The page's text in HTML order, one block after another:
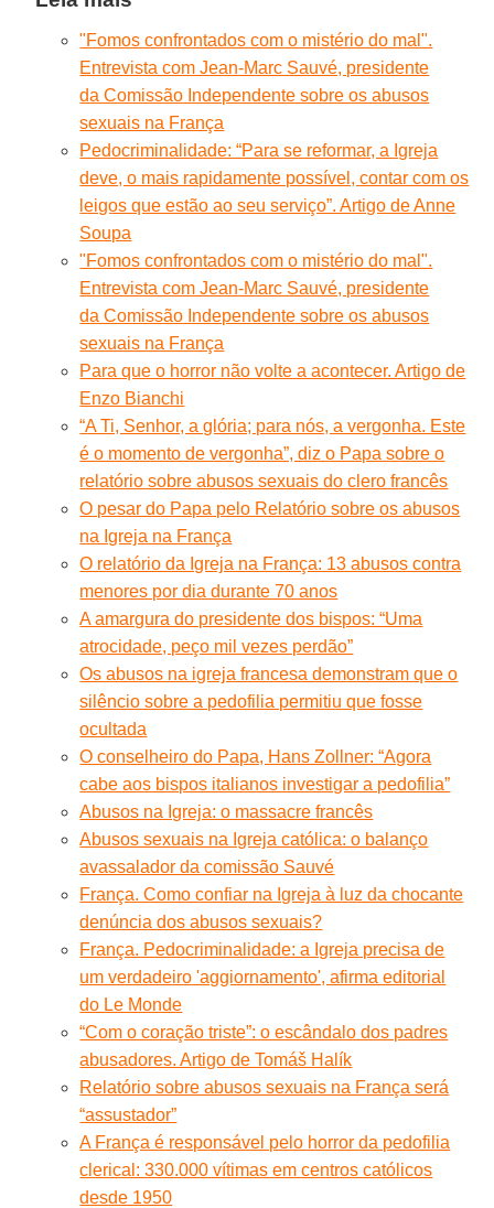
"Fomos confrontados com o mistério do mal".
Entrevista com Jean-Marc Sauvé, presidente
da Comissão Independente sobre os abusos
sexuais na França
Pedocriminalidade: “Para se reformar, a Igreja
deve, o mais rapidamente possível, contar com os
leigos que estão ao seu serviço”. Artigo de Anne
Soupa
"Fomos confrontados com o mistério do mal".
Entrevista com Jean-Marc Sauvé, presidente
da Comissão Independente sobre os abusos
sexuais na França
Para que o horror não volte a acontecer. Artigo de
Enzo Bianchi
“A Ti, Senhor, a glória; para nós, a vergonha. Este
é o momento de vergonha”, diz o Papa sobre o
relatório sobre abusos sexuais do clero francês
O pesar do Papa pelo Relatório sobre os abusos
na Igreja na França
O relatório da Igreja na França: 13 abusos contra
menores por dia durante 70 anos
A amargura do presidente dos bispos: “Uma
atrocidade, peço mil vezes perdão”
Os abusos na igreja francesa demonstram que o
silêncio sobre a pedofilia permitiu que fosse
ocultada
O conselheiro do Papa, Hans Zollner: “Agora
cabe aos bispos italianos investigar a pedofilia”
Abusos na Igreja: o massacre francês
Abusos sexuais na Igreja católica: o balanço
avassalador da comissão Sauvé
França. Como confiar na Igreja à luz da chocante
denúncia dos abusos sexuais?
França. Pedocriminalidade: a Igreja precisa de
um verdadeiro 'aggiornamento', afirma editorial
do Le Monde
“Com o coração triste”: o escândalo dos padres
abusadores. Artigo de Tomáš Halík
Relatório sobre abusos sexuais na França será
“assustador”
A França é responsável pelo horror da pedofilia
clerical: 330.000 vítimas em centros católicos
desde 1950